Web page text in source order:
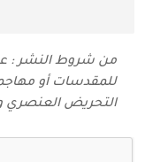
من شروط النشر :
للمقدسات أو مهاجمة
التحريض العنصري